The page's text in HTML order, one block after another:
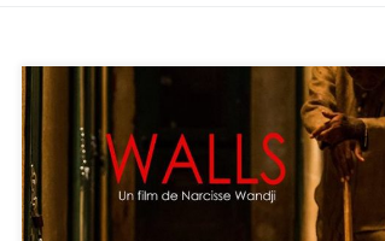
Lundi 26 avril prochain, aura lieu un nouveau ciné-
club pour discuter du film « Walls » de Narcisse […]